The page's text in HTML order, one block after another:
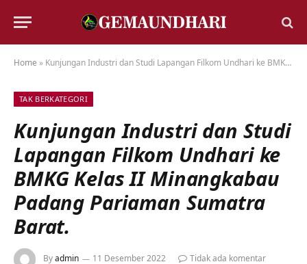
Home » Kunjungan Industri dan Studi Lapangan Filkom Undhari ke BMKG Kelas II Minangkabau Padang Pariaman Sumatra Barat.
TAK BERKATEGORI
Kunjungan Industri dan Studi
Lapangan Filkom Undhari ke
BMKG Kelas II Minangkabau
Padang Pariaman Sumatra
Barat.
Byadmin 11 Desember 2022
Tidak ada komentar